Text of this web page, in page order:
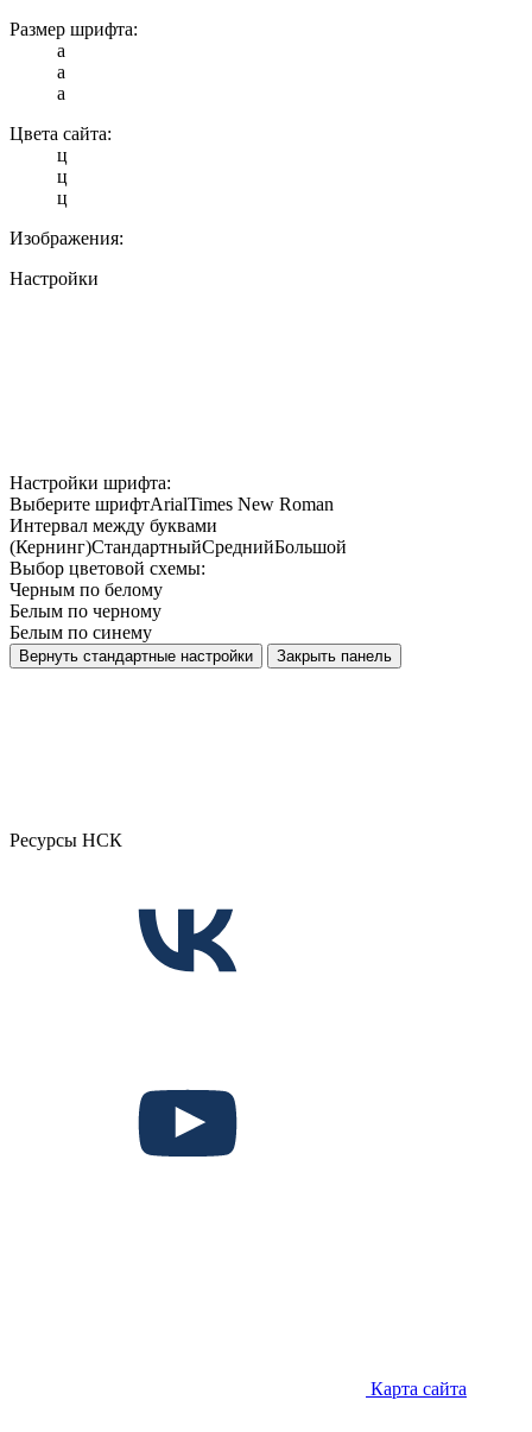
Размер шрифта:
a
a
a
Цвета сайта:
ц
ц
ц
Изображения:
Настройки
Настройки шрифта:
Выберите шрифтArialTimes New Roman
Интервал между буквами
(Кернинг)СтандартныйСреднийБольшой
Выбор цветовой схемы:
Черным по белому
Белым по черному
Белым по синему
Вернуть стандартные настройки Закрыть панель
Ресурсы НСК
Карта сайта